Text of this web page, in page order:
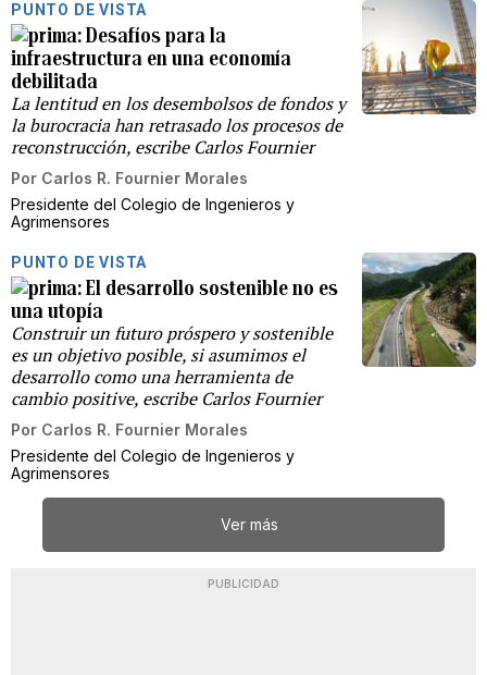
PUNTO DE VISTA
Desafíos para la
infraestructura en una economía
debilitada
La lentitud en los desembolsos de fondos y
la burocracia han retrasado los procesos de
reconstrucción, escribe Carlos Fournier
Por Carlos R. Fournier Morales
Presidente del Colegio de Ingenieros y
Agrimensores
PUNTO DE VISTA
El desarrollo sostenible no es
una utopía
Construir un futuro próspero y sostenible
es un objetivo posible, si asumimos el
desarrollo como una herramienta de
cambio positive, escribe Carlos Fournier
Por Carlos R. Fournier Morales
Presidente del Colegio de Ingenieros y
Agrimensores
Ver más
PUBLICIDAD